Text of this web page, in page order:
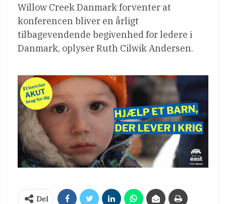
Willow Creek Danmark forventer at
konferencen bliver en årligt
tilbagevendende begivenhed for ledere i
Danmark, oplyser Ruth Cilwik Andersen.
Del